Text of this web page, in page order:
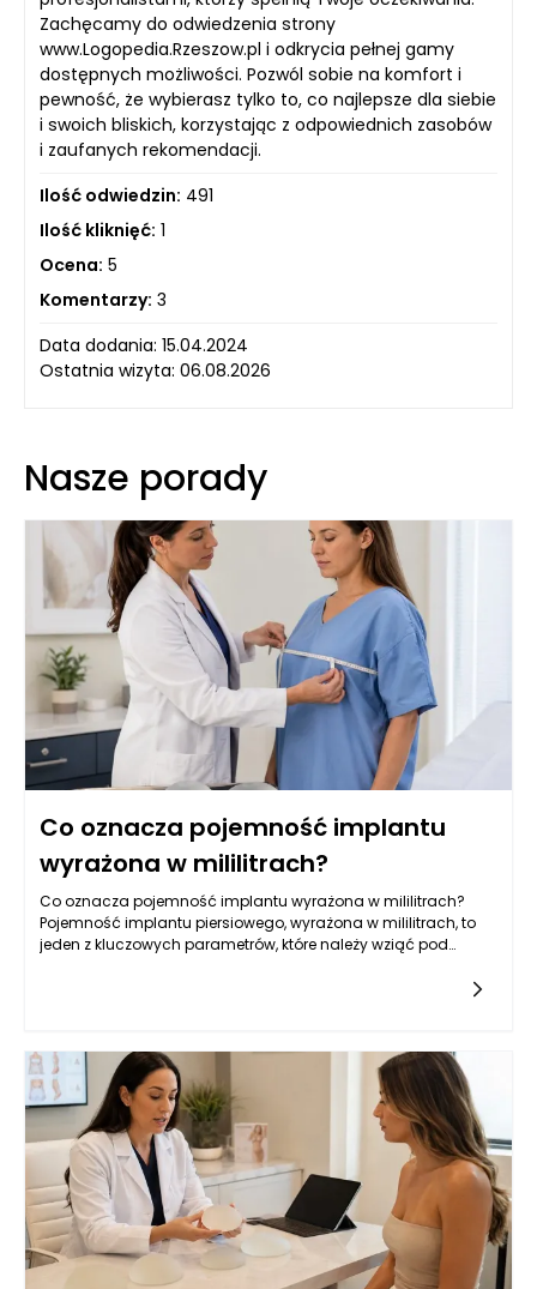
Zachęcamy do odwiedzenia strony
www.Logopedia.Rzeszow.pl i odkrycia pełnej gamy
dostępnych możliwości. Pozwól sobie na komfort i
pewność, że wybierasz tylko to, co najlepsze dla siebie
i swoich bliskich, korzystając z odpowiednich zasobów
i zaufanych rekomendacji.
Ilość odwiedzin: 491
Ilość kliknięć: 1
Ocena: 5
Komentarzy: 3
Data dodania: 15.04.2024
Ostatnia wizyta: 06.08.2026
Nasze porady
Co oznacza pojemność implantu
wyrażona w mililitrach?
Co oznacza pojemność implantu wyrażona w mililitrach?
Pojemność implantu piersiowego, wyrażona w mililitrach, to
jeden z kluczowych parametrów, które należy wziąć pod